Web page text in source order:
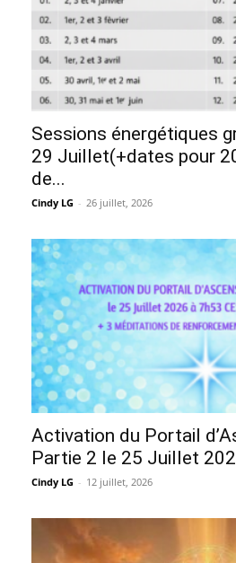
Sessions énergétiques
29 Juillet(+dates pour
de...
Cindy LG - 26 juillet, 2026
Activation du Portail
Partie 2 le 25 Juillet
Cindy LG - 12 juillet, 2026